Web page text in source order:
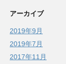
アーカイブ
2019年9月
2019年7月
2017年11月